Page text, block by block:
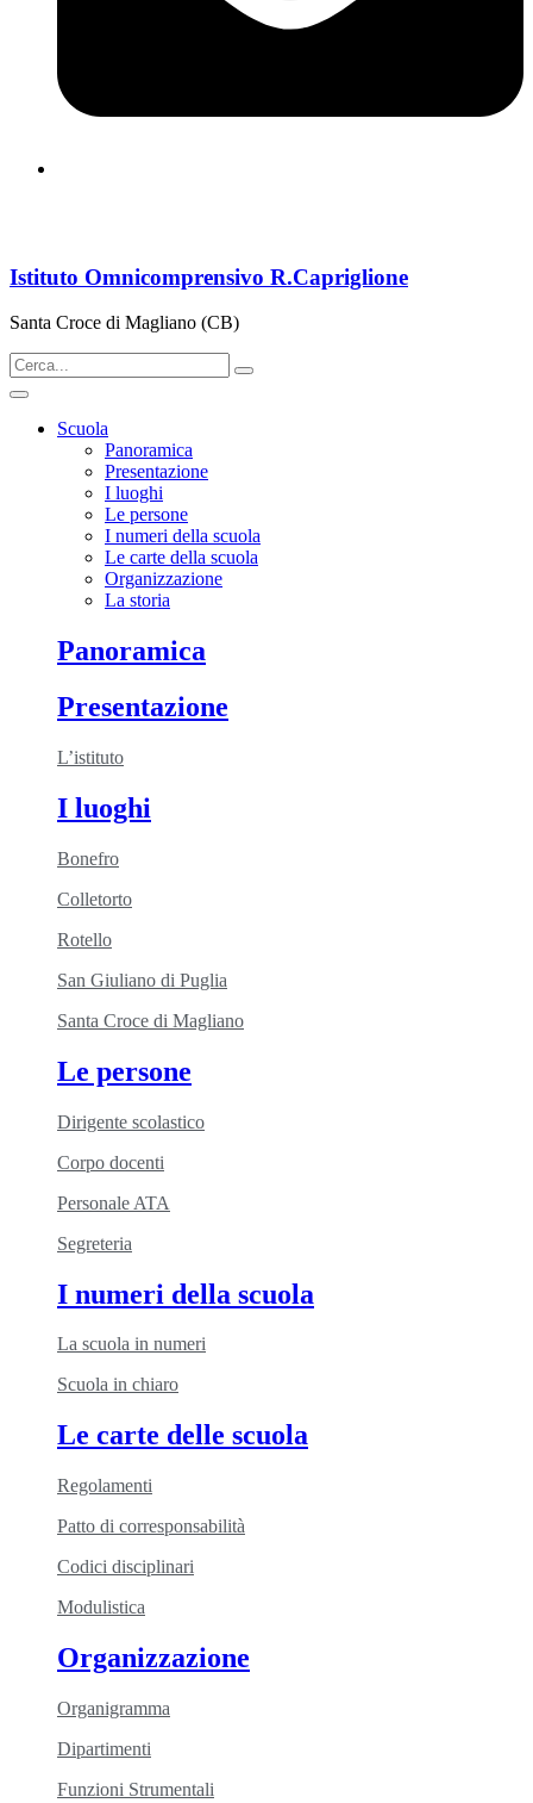
Istituto Omnicomprensivo R.Capriglione
Santa Croce di Magliano (CB)
Scuola
Panoramica
Presentazione
I luoghi
Le persone
I numeri della scuola
Le carte della scuola
Organizzazione
La storia
Panoramica
Presentazione
L’istituto
I luoghi
Bonefro
Colletorto
Rotello
San Giuliano di Puglia
Santa Croce di Magliano
Le persone
Dirigente scolastico
Corpo docenti
Personale ATA
Segreteria
I numeri della scuola
La scuola in numeri
Scuola in chiaro
Le carte delle scuola
Regolamenti
Patto di corresponsabilità
Codici disciplinari
Modulistica
Organizzazione
Organigramma
Dipartimenti
Funzioni Strumentali